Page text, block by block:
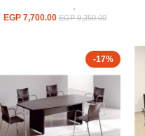
ترابيزات,
EGP9,250.00
EGP 7,700.00
-17%